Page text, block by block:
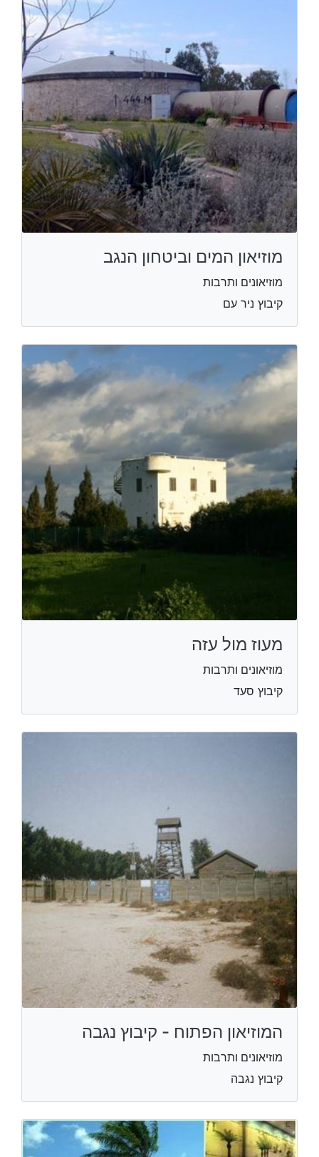
מוזיאון המים וביטחון הנגב
מוזיאונים ותרבות
קיבוץ ניר עם
מעוז מול עזה
מוזיאונים ותרבות
קיבוץ סעד
המוזיאון הפתוח - קיבוץ נגבה
מוזיאונים ותרבות
קיבוץ נגבה